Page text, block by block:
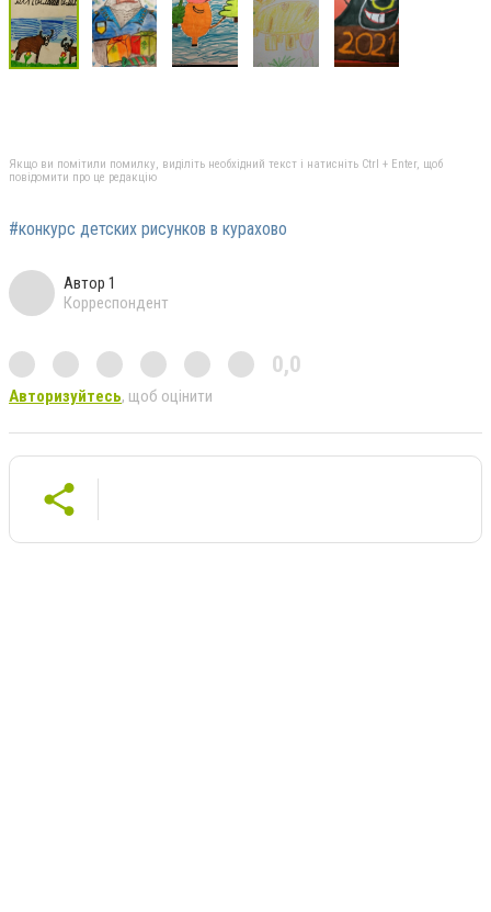
Якщо ви помітили помилку, виділіть необхідний текст і натисніть Ctrl + Enter, щоб
повідомити про це редакцію
#конкурс детских рисунков в курахово
Автор 1
Корреспондент
0,0
Авторизуйтесь, щоб оцінити